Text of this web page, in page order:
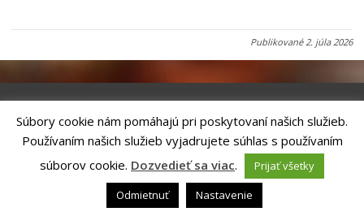
Publikované2. júla 2026
Riešenie ANTIK SMART CITY
| Technický prevádzkovateľ – MVI
Technology, s.r.o.
Správca webového sídla: Mesto Kežmarok, Hlavné námestie, 060 01
Kežmarok, tel.: +421524660111
podatelna@kezmarok.sk,|Vyhlásenie o prístupnosti
Ochrana osobných údajov
Súbory cookie nám pomáhajú pri poskytovaní našich služieb.
Používaním našich služieb vyjadrujete súhlas s používaním
súborov cookie. Dozvedieť sa viac.
Prijať všetky
Odmietnuť
Nastavenie